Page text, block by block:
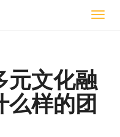
切
元文化融
么样的团